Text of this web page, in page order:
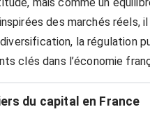
des marchés réels,
la régulation
clés dans l’économie
du capital en France